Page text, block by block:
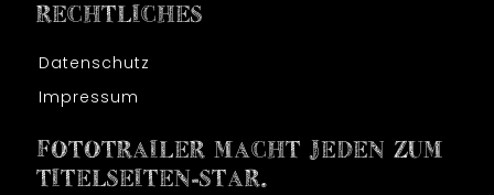
RECHTLICHES
Datenschutz
Impressum
FOTOTRAILER MACHT JEDEN ZUM
TITELSEITEN-STAR.